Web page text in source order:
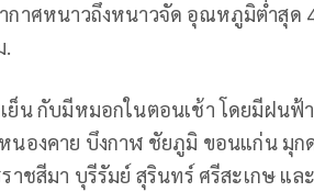
กาศหนาวถึงหนาวจัด อุณหภูมิต่ำสุด
.
ย็น กับมีหมอกในตอนเช้า โดยมีฝนฟ้
นองคาย บึงกาฬ ชัยภูมิ ขอนแก่น มุก
ราชสีมา บุรีรัมย์ สุรินทร์ ศรีสะเกษ